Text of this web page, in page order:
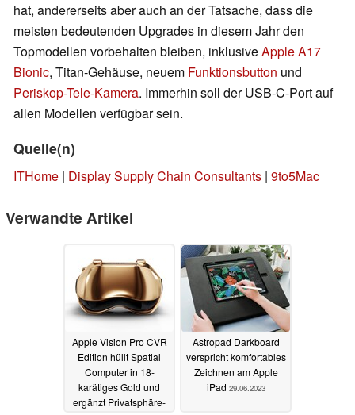
hat, andererseits aber auch an der Tatsache, dass die
meisten bedeutenden Upgrades in diesem Jahr den
Topmodellen vorbehalten bleiben, inklusiveApple A17
Bionic, Titan-Gehäuse, neuem Funktionsbutton und
Periskop-Tele-Kamera. Immerhin soll der USB-C-Port auf
allen Modellen verfügbar sein.
Quelle(n)
ITHome | Display Supply Chain Consultants | 9to5Mac
Verwandte Artikel
Apple Vision Pro CVR
Edition hüllt Spatial
Computer in 18-
karätiges Gold und
ergänzt Privatsphäre-
Astropad Darkboard
verspricht komfortables
Zeichnen am Apple
iPad 29.06.2023